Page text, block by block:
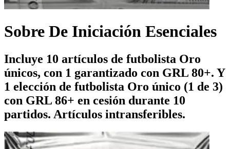
Sobre De Iniciación Esenciales
Incluye 10 artículos de futbolista Oro
únicos, con 1 garantizado con GRL 80+. Y
1 elección de futbolista Oro único (1 de 3)
con GRL 86+ en cesión durante 10
partidos. Artículos intransferibles.